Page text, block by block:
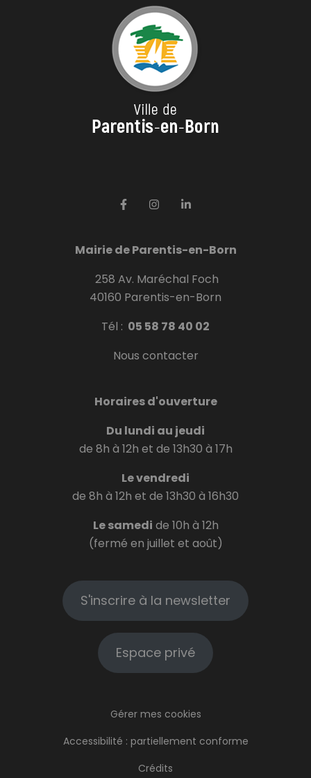
Mairie de Parentis-en-Born
258 Av. Maréchal Foch
40160 Parentis-en-Born
Tél : 05 58 78 40 02
Nous contacter
Horaires d'ouverture
Du lundi au jeudi
de 8h à 12h et de 13h30 à 17h
Le vendredi
de 8h à 12h et de 13h30 à 16h30
Le samedi de 10h à 12h
(fermé en juillet et août)
S'inscrire à la newsletter
Espace privé
Gérer mes cookies
Accessibilité : partiellement conforme
Crédits